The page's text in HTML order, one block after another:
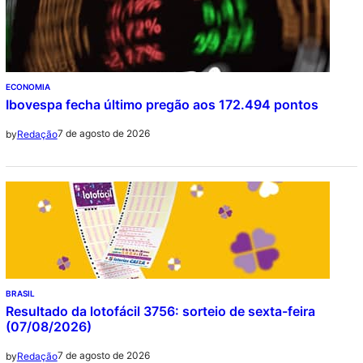
ECONOMIA
Ibovespa fecha último pregão aos 172.494 pontos
byRedação7 de agosto de 2026
BRASIL
Resultado da lotofácil 3756: sorteio de sexta-feira
(07/08/2026)
byRedação7 de agosto de 2026